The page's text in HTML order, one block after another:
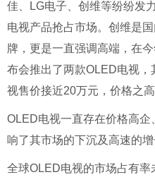
佳、LG电子、创维等纷纷发
电视产品抢占市场。创维是
牌，更是一直强调高端，在
布会推出了两款OLED电视
视售价接近20万元，价格之高
OLED电视一直存在价格高
响了其市场的下沉及高速的增
全球OLED电视的市场占有